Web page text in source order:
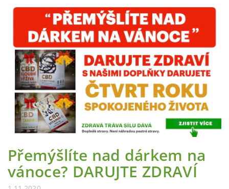
Přemýšlíte nad dárkem na
vánoce? DARUJTE ZDRAVÍ